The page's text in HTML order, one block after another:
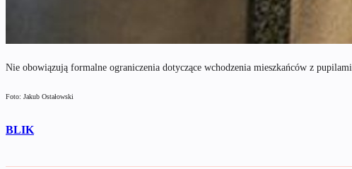
Nie obowiązują formalne ograniczenia dotyczące wchodzenia mieszkańców z pupilami
Foto: Jakub Ostałowski
BLIK